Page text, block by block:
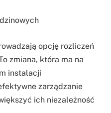
opcję rozliczeń
zmiana, która ma na
instalacji
zarządzanie
ich niezależność